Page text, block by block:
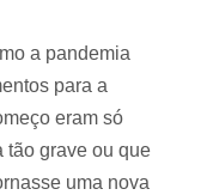
a pandemia
para a
eram só
tão grave ou que
uma nova